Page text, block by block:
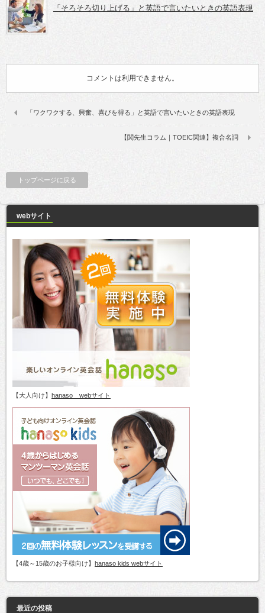
「そろそろ切り上げる」と英語で言いたいときの英語表現
コメントは利用できません。
「ワクワクする、興奮、喜びを得る」と英語で言いたいときの英語表現
【関先生コラム｜TOEIC関連】複合名詞
トップページに戻る
webサイト
【大人向け】 hanaso webサイト
【4歳～15歳のお子様向け】 hanaso kids webサイト
最近の投稿